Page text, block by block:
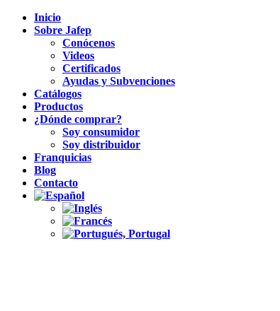
Inicio
Sobre Jafep
Conócenos
Videos
Certificados
Ayudas y Subvenciones
Catálogos
Productos
¿Dónde comprar?
Soy consumidor
Soy distribuidor
Franquicias
Blog
Contacto